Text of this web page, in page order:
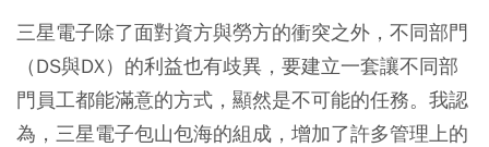
三星電子除了面對資方與勞方的衝突之外，不同部門
（DS與DX）的利益也有歧異，要建立一套讓不同部
門員工都能滿意的方式，顯然是不可能的任務。我認
為，三星電子包山包海的組成，增加了許多管理上的